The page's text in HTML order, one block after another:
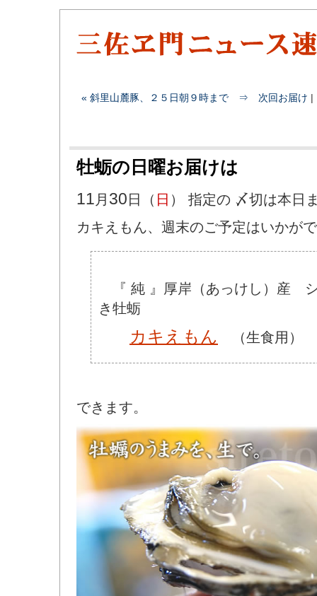
« 斜里山麓豚、２５日朝９時まで ⇒ 次回お届け |
牡蛎の日曜お届けは
11 月 30 日（ 日 ） 指定の 〆切は本日
カキえもん、週末のご予定はいかが
『 純 』厚岸（あっけし）産
き牡蛎
カキえもん （生食用）
できます。